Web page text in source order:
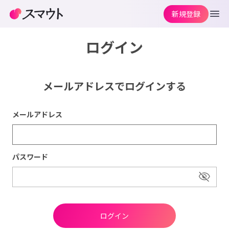
ログイン
メールアドレスでログインする
メールアドレス
パスワード
新規登録